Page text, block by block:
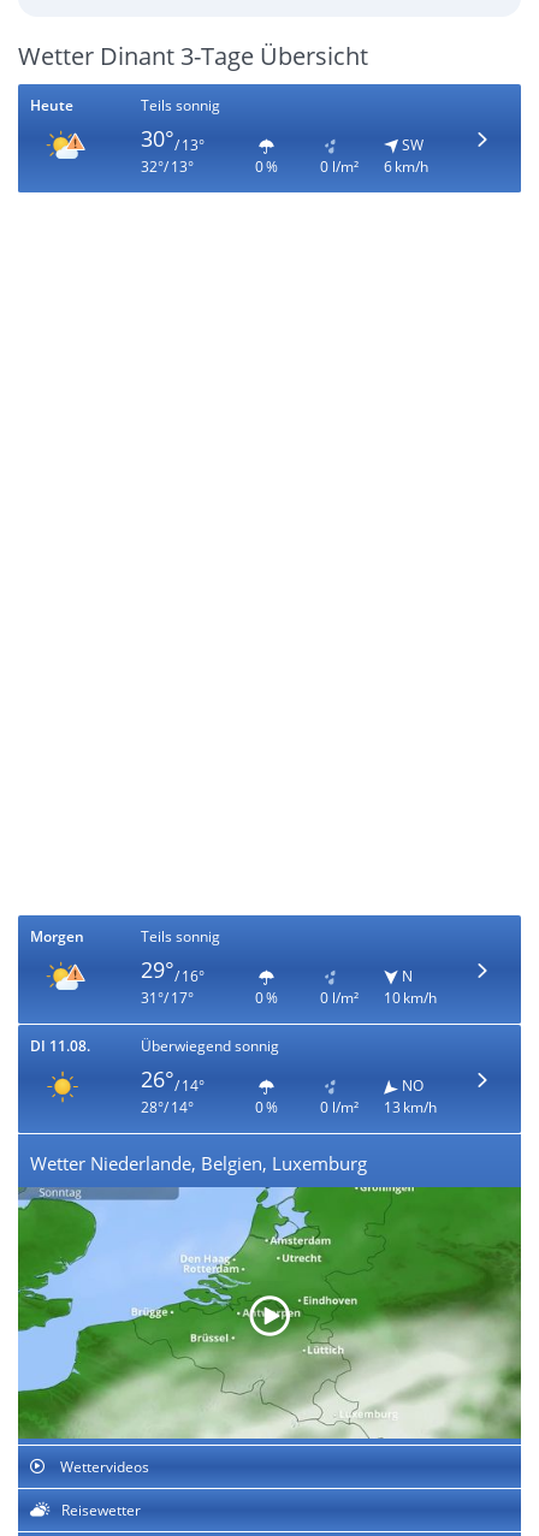
Wetter Dinant 3-Tage Übersicht
Heute Teils sonnig
30°/ 13°
32°/ 13°
0 % 0 l/m²
SW
6 km/h
Morgen Teils sonnig
29°/ 16°
31°/ 17°
0 % 0 l/m²
N
10 km/h
DI 11.08. Überwiegend sonnig
26°/ 14°
28°/ 14°
0 % 0 l/m²
NO
13 km/h
Wetter Niederlande, Belgien, Luxemburg
Wettervideos
Reisewetter